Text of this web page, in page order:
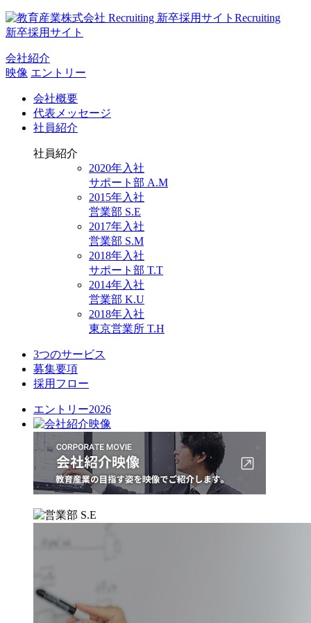
Recruiting
新卒採用サイト
会社紹介
映像 エントリー
会社概要
代表メッセージ
社員紹介
社員紹介
2020年入社
サポート部 A.M
2015年入社
営業部 S.E
2017年入社
営業部 S.M
2018年入社
サポート部 T.T
2014年入社
営業部 K.U
2018年入社
東京営業所 T.H
3つのサービス
募集要項
採用フロー
エントリー2026